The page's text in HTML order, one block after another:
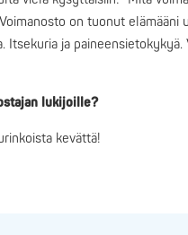
on tuonut elämääni
Itsekuria ja paineensietokykyä.
lukijoille?
kevättä!